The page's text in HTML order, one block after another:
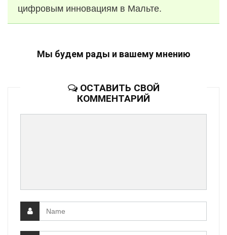
цифровым инновациям в Мальте.
Мы будем рады и вашему мнению
ОСТАВИТЬ СВОЙ
КОММЕНТАРИЙ